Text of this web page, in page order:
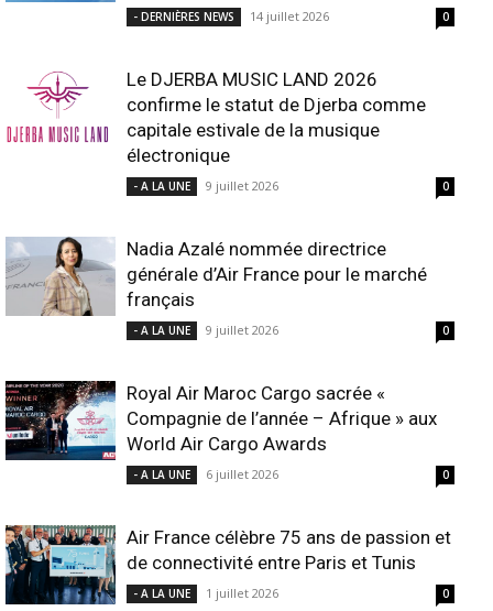
- DERNIÈRES NEWS 14 juillet 2026 0
Le DJERBA MUSIC LAND 2026
confirme le statut de Djerba comme
capitale estivale de la musique
électronique
- A LA UNE 9 juillet 2026 0
Nadia Azalé nommée directrice
générale d’Air France pour le marché
français
- A LA UNE 9 juillet 2026 0
Royal Air Maroc Cargo sacrée «
Compagnie de l’année – Afrique » aux
World Air Cargo Awards
- A LA UNE 6 juillet 2026 0
Air France célèbre 75 ans de passion et
de connectivité entre Paris et Tunis
- A LA UNE 1 juillet 2026 0